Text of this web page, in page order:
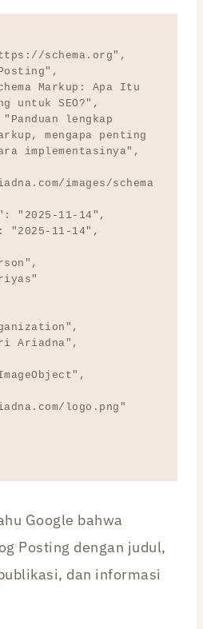
untuk SEO?",
mengapa penting
implementasinya",
images/schema
logo.png"
Google bahwa
Posting dengan judul,
dan informasi